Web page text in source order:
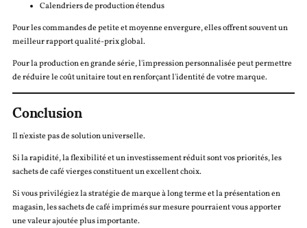
Calendriers de production étendus
Pour les commandes de petite et moyenne envergure, elles offrent souvent un
meilleur rapport qualité-prix global.
Pour la production en grande série, l'impression personnalisée peut permettre
de réduire le coût unitaire tout en renforçant l'identité de votre marque.
Conclusion
Il n'existe pas de solution universelle.
Si la rapidité, la flexibilité et un investissement réduit sont vos priorités, les
sachets de café vierges constituent un excellent choix.
Si vous privilégiez la stratégie de marque à long terme et la présentation en
magasin, les sachets de café imprimés sur mesure pourraient vous apporter
une valeur ajoutée plus importante.